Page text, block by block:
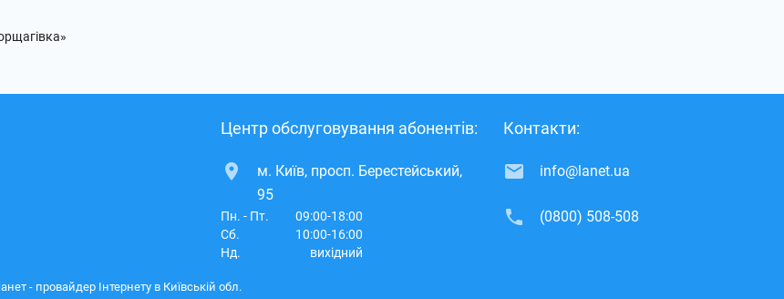
- провайдер Інтернету в Київській обл.
Центр обслуговування абонентів:
м. Київ, просп. Берестейський,
95
Пн. - Пт.
09:00-18:00
Сб.
10:00-16:00
Нд.
вихідний
Контакти:
info@lanet.ua
(0800) 508-508